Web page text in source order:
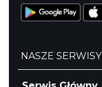
NASZE SERWISY